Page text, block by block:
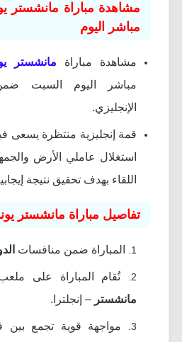
مشاهدة مباراة مانشستر
مباشر اليوم
مشاهدة مباراة مانشستر
مباشر اليوم السبت
الإنجليزي.
قمة إنجليزية منتظرة يسعى
استغلال عاملي الأرض
اللقاء بهدف تحقيق نتيجة
تفاصيل مباراة مانشستر
المباراة ضمن منافسات
تُقام المباراة على
مانشستر – إنجلترا.
مواجهة قوية تجمع بين